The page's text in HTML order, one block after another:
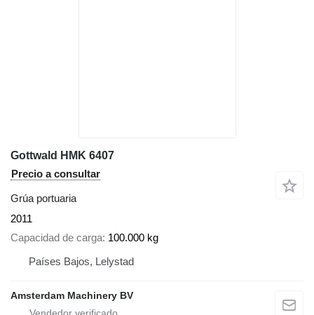
Gottwald HMK 6407
Precio a consultar
Grúa portuaria
2011
Capacidad de carga 100.000 kg
Países Bajos, Lelystad
Amsterdam Machinery BV